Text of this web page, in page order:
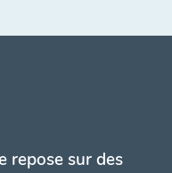
repose sur des